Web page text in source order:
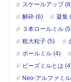
スケールアップ
解砕 (6)
凝集
３本ロールミル
粗大粒子 (5)
ボールミル (4)
ビーズミルとは
Neo-アルファミ